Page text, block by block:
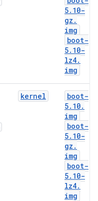
5. 10-
gz .
img
boot-
5. 10-
lz4.
img
kernel
boot-
5. 10.
img
boot-
5. 10-
gz .
img
boot-
5. 10-
lz4.
img